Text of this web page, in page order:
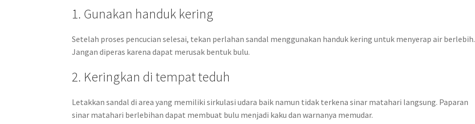
1. Gunakan handuk kering
Setelah proses pencucian selesai, tekan perlahan sandal menggunakan handuk kering untuk menyerap air berlebih.
Jangan diperas karena dapat merusak bentuk bulu.
2. Keringkan di tempat teduh
Letakkan sandal di area yang memiliki sirkulasi udara baik namun tidak terkena sinar matahari langsung. Paparan
sinar matahari berlebihan dapat membuat bulu menjadi kaku dan warnanya memudar.